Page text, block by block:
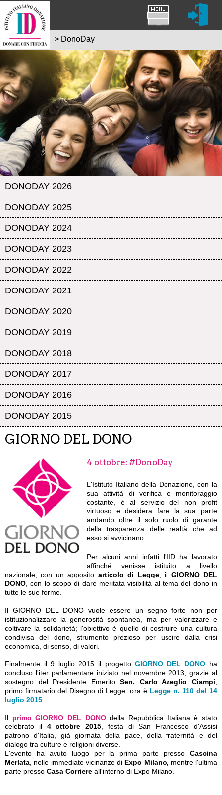
DONODAY 2026
DONODAY 2025
DONODAY 2024
DONODAY 2023
DONODAY 2022
DONODAY 2021
DONODAY 2020
DONODAY 2019
DONODAY 2018
DONODAY 2017
DONODAY 2016
DONODAY 2015
> DonoDay
GIORNO DEL DONO
4 ottobre: #DonoDay
L'Istituto Italiano della Donazione, con la
sua attività di verifica e monitoraggio
costante, è al servizio del non profit
virtuoso e desidera fare la sua parte
andando oltre il solo ruolo di garante
della trasparenza delle realtà che ad
esso si avvicinano.
Per alcuni anni infatti l'IID ha lavorato
affinché venisse istituito a livello
nazionale, con un apposito articolo di Legge, il GIORNO DEL
DONO , con lo scopo di dare meritata visibilità al tema del dono in
tutte le sue forme.
Il GIORNO DEL DONO vuole essere un segno forte non per
istituzionalizzare la generosità spontanea, ma per valorizzare e
coltivare la solidarietà; l'obiettivo è quello di costruire una cultura
condivisa del dono, strumento prezioso per uscire dalla crisi
economica, di senso, di valori.
Finalmente il 9 luglio 2015 il progettoGIORNO DEL DONO ha
concluso l'iter parlamentare iniziato nel novembre 2013, grazie al
sostegno del Presidente EmeritoSen. Carlo Azeglio Ciampi
primo firmatario del Disegno di Legge: ora è Legge n. 110 del 14
luglio 2015
Il primo GIORNO DEL DONOdella Repubblica Italiana è stato
celebrato il 4 ottobre 2015 , festa di San Francesco d'Assisi
patrono d'Italia, già giornata della pace, della fraternità e del
dialogo tra culture e religioni diverse.
L'evento ha avuto luogo per la prima parte presso Cascina
Merlata nelle immediate vicinanze di Expo Milano, mentre l'ultima
parte presso Casa Corriere all'interno di Expo Milano.